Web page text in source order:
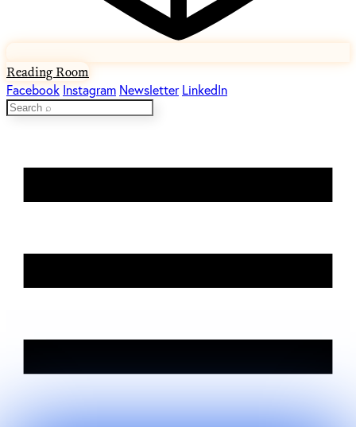
Reading Room
Facebook Instagram Newsletter LinkedIn